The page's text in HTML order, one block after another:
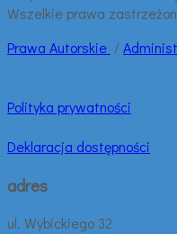
Wszelkie prawa
Prawa Autorskie /
Polityka prywatności
Deklaracja dostępności
adres
ul. Wybickiego 32